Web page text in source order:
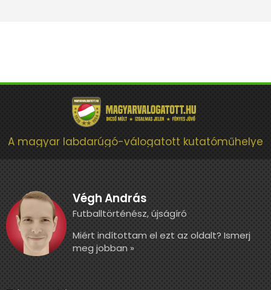
A magyar labdarúgó-válogatott kutatóműhelye
Végh András
Futballtörténész, újságíró
Miért indítottam el ezt az oldalt? Ismerj
meg jobban »